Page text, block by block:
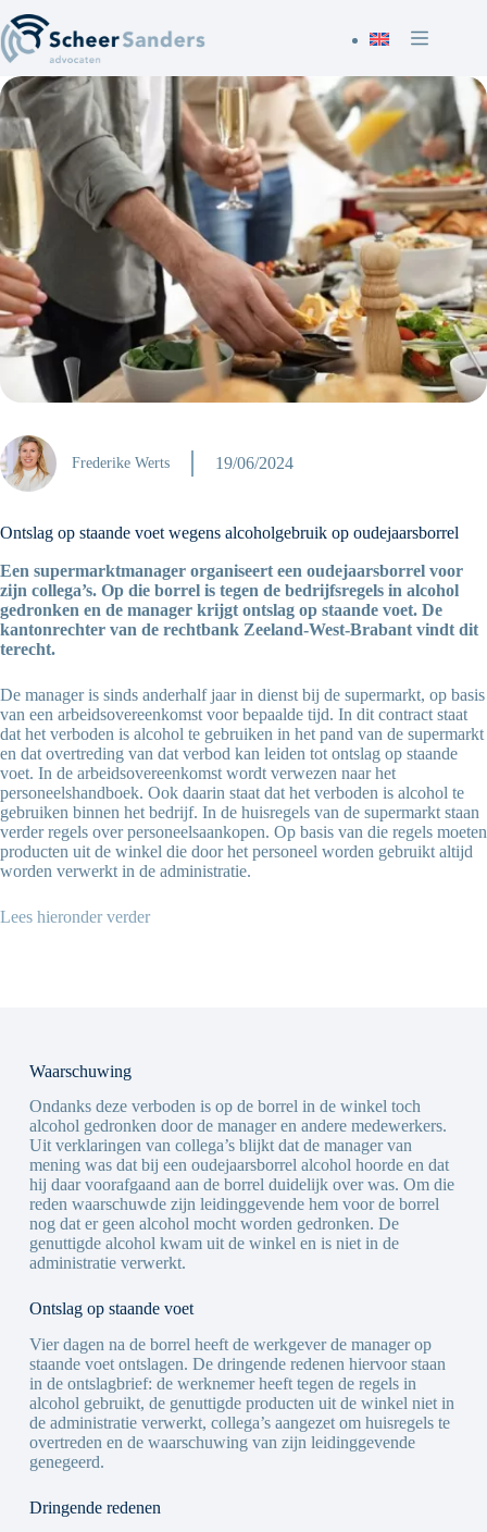
naar
de
inhoud
Frederike Werts 19/06/2024
Ontslag op staande voet wegens alcoholgebruik op oudejaarsborrel
Een supermarktmanager organiseert een oudejaarsborrel voor
zijn collega’s. Op die borrel is tegen de bedrijfsregels in alcohol
gedronken en de manager krijgt ontslag op staande voet. De
kantonrechter van de rechtbank Zeeland-West-Brabant vindt dit
terecht.
De manager is sinds anderhalf jaar in dienst bij de supermarkt, op basis
van een arbeidsovereenkomst voor bepaalde tijd. In dit contract staat
dat het verboden is alcohol te gebruiken in het pand van de supermarkt
en dat overtreding van dat verbod kan leiden tot ontslag op staande
voet. In de arbeidsovereenkomst wordt verwezen naar het
personeelshandboek. Ook daarin staat dat het verboden is alcohol te
gebruiken binnen het bedrijf. In de huisregels van de supermarkt staan
verder regels over personeelsaankopen. Op basis van die regels moeten
producten uit de winkel die door het personeel worden gebruikt altijd
worden verwerkt in de administratie.
Lees hieronder verder
Waarschuwing
Ondanks deze verboden is op de borrel in de winkel toch
alcohol gedronken door de manager en andere medewerkers.
Uit verklaringen van collega’s blijkt dat de manager van
mening was dat bij een oudejaarsborrel alcohol hoorde en dat
hij daar voorafgaand aan de borrel duidelijk over was. Om die
reden waarschuwde zijn leidinggevende hem voor de borrel
nog dat er geen alcohol mocht worden gedronken. De
genuttigde alcohol kwam uit de winkel en is niet in de
administratie verwerkt.
Ontslag op staande voet
Vier dagen na de borrel heeft de werkgever de manager op
staande voet ontslagen. De dringende redenen hiervoor staan
in de ontslagbrief: de werknemer heeft tegen de regels in
alcohol gebruikt, de genuttigde producten uit de winkel niet in
de administratie verwerkt, collega’s aangezet om huisregels te
overtreden en de waarschuwing van zijn leidinggevende
genegeerd.
Dringende redenen